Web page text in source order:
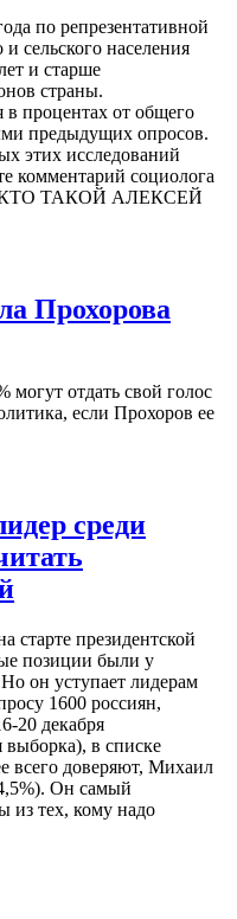
по репрезентативной
сельского населения
и старше
страны.
в процентах от общего
предыдущих опросов.
этих исследований
комментарий социолога
КТО ТАКОЙ АЛЕКСЕЙ
Прохорова
отдать свой голос
если Прохоров ее
среди
старте президентской
позиции были у
он уступает лидерам
1600 россиян,
20 декабря
в списке
всего доверяют, Михаил
Он самый
из тех, кому надо